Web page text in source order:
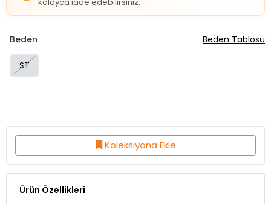
ST
Koleksiyona Ekle
Ürün Özellikleri